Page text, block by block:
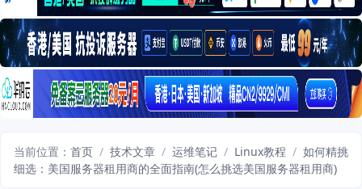
当前位置： 首页 / 技术文章 / 运维笔记 / Linux教程 / 如何精挑
细选：美国服务器租用商的全面指南(怎么挑选美国服务器租用商)